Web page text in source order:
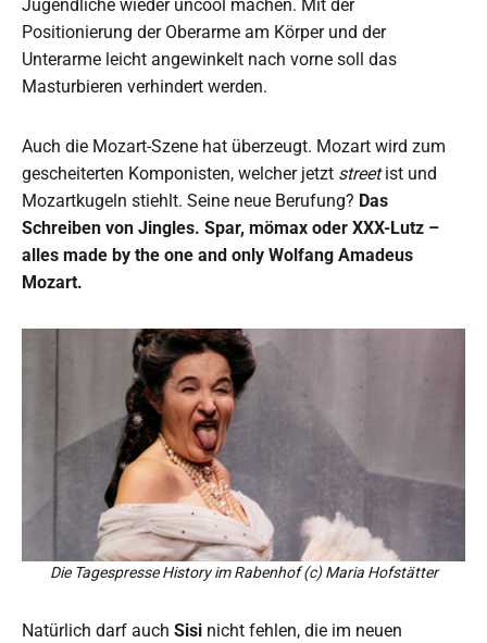
Jugendliche wieder uncool machen. Mit der
Positionierung der Oberarme am Körper und der
Unterarme leicht angewinkelt nach vorne soll das
Masturbieren verhindert werden.
Auch die Mozart-Szene hat überzeugt. Mozart wird zum
gescheiterten Komponisten, welcher jetzt streetist und
Mozartkugeln stiehlt. Seine neue Berufung? Das
Schreiben von Jingles. Spar, mömax oder XXX-Lutz –
alles made by the one and only Wolfang Amadeus
Mozart.
Die Tagespresse History im Rabenhof (c) Maria Hofstätter
Natürlich darf auch Sisi nicht fehlen, die im neuen